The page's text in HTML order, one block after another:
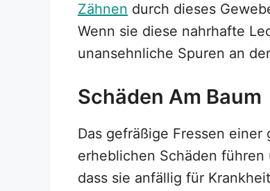
Zähnen durch dieses
Wenn sie diese nahrhafte
unansehnliche Spuren an
Schäden Am Baum
Das gefräßige Fressen
erheblichen Schäden
dass sie anfällig für